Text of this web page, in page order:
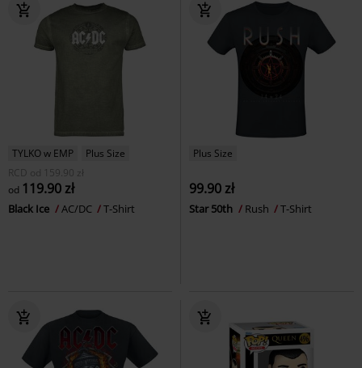
TYLKO w EMP
Plus Size
RCD
od 159.90 zł
od 119.90 zł
Black Ice AC/DC T-Shirt
Plus Size
99.90 zł
Star 50th Rush T-Shirt